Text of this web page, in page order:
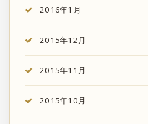
2016年1月
2015年12月
2015年11月
2015年10月